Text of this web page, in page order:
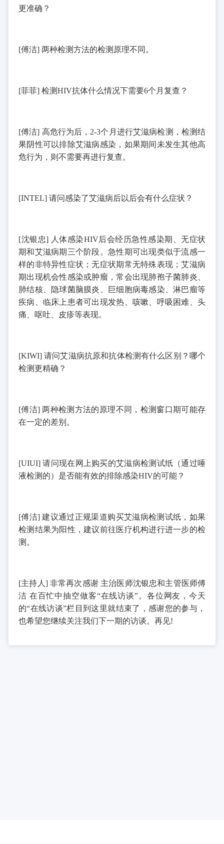
更准确？
[傅洁] 两种检测方法的检测原理不同。
[菲菲] 检测HIV抗体什么情况下需要6个月复查？
[傅洁] 高危行为后， 2-3个月进行艾滋病检测，检测结
果阴性可以排除艾滋病感染，如果期间未发生其他高
危行为，则不需要再进行复查。
[INTEL] 请问感染了艾滋病后以后会有什么症状？
[沈银忠] 人体感染HIV后会经历急性感染期、无症状
期和艾滋病期三个阶段。急性期可出现类似于流感一
样的非特异性症状；无症状期常无特殊表现；艾滋病
期出现机会性感染或肿瘤，常会出现肺孢子菌肺炎、
肺结核、隐球菌脑膜炎、巨细胞病毒感染、淋巴瘤等
疾病、临床上患者可出现发热、咳嗽、呼吸困难、头
痛、呕吐、皮疹等表现。
[KIWI]请问艾滋病抗原和抗体检测有什么区别？哪个
检测更精确？
[傅洁]两种检测方法的原理不同，检测窗口期可能存
在一定的差别。
[UIUI]请问现在网上购买的艾滋病检测试纸（通过唾
液检测的）是否能有效的排除感染HIV的可能？
[傅洁]建议通过正规渠道购买艾滋病检测试纸，如果
检测结果为阳性，建议前往医疗机构进行进一步的检
测。
[主持人 ] 非常再次感谢 主治医师沈银忠和主管医师傅
洁 在百忙中抽空做客“在线访谈”。各位网友，今天
的“在线访谈”栏目到这里就结束了，感谢您的参与，
也希望您继续关注我们下一期的访谈。再见!